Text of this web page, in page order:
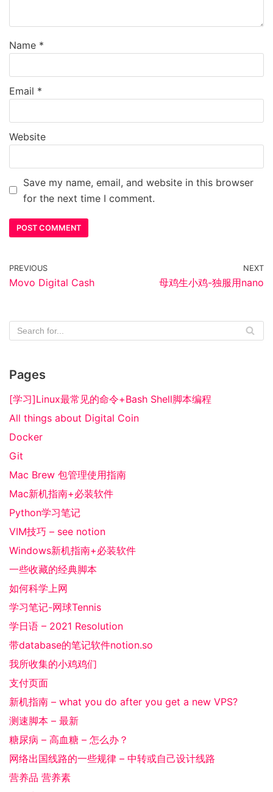
Name *
Email *
Website
Save my name, email, and website in this browser
for the next time I comment.
PREVIOUS
Movo Digital Cash
NEXT
母鸡生小鸡-独服用nano
Pages
[学习]Linux最常见的命令+Bash Shell脚本编程
All things about Digital Coin
Docker
Git
Mac Brew 包管理使用指南
Mac新机指南+必装软件
Python学习笔记
VIM技巧 – see notion
Windows新机指南+必装软件
一些收藏的经典脚本
如何科学上网
学习笔记-网球Tennis
学日语 – 2021 Resolution
带database的笔记软件notion.so
我所收集的小鸡鸡们
支付页面
新机指南 – what you do after you get a new VPS?
测速脚本 – 最新
糖尿病 – 高血糖 – 怎么办？
网络出国线路的一些规律 – 中转或自己设计线路
营养品 营养素